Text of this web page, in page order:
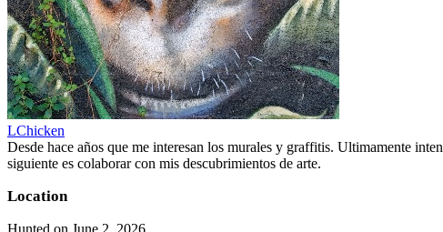
LChicken
Desde hace años que me interesan los murales y graffitis. Ultimamente
siguiente es colaborar con mis descubrimientos de arte.
Location
Hunted on June 2, 2026